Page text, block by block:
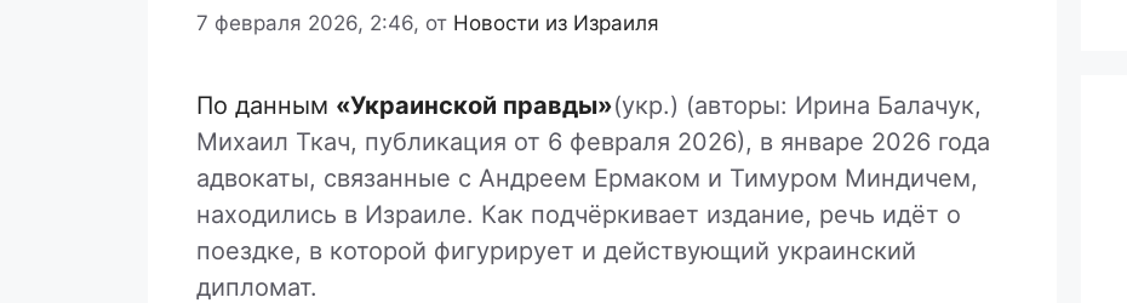
7 февраля 2026, 2:46, от Новости из Израиля
По данным «Украинской правды»(укр.) (авторы: Ирина Балачук,
Михаил Ткач, публикация от 6 февраля 2026), в январе 2026 года
адвокаты, связанные с Андреем Ермаком и Тимуром Миндичем,
находились в Израиле. Как подчёркивает издание, речь идёт о
поездке, в которой фигурирует и действующий украинский
дипломат.